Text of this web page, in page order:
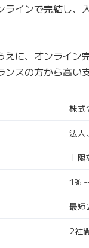
ラインで完結し
えに、オンライ
スの方から高い
株式
法人
上
1％～
最短
2社